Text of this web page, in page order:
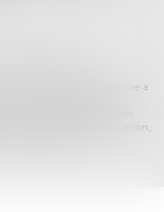
obligatoires.
1978 modifiée relative à
et au règlement
sur la Protection des
droit d'accès, de rectification,
concernent.